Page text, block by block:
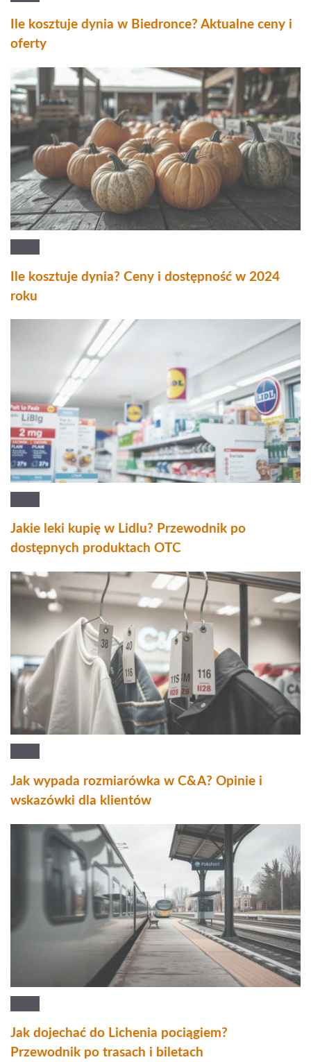
Ile kosztuje dynia w Biedronce? Aktualne ceny i
oferty
Ile kosztuje dynia? Ceny i dostępność w 2024
roku
Jakie leki kupię w Lidlu? Przewodnik po
dostępnych produktach OTC
Jak wypada rozmiarówka w C&A? Opinie i
wskazówki dla klientów
Jak dojechać do Lichenia pociągiem?
Przewodnik po trasach i biletach